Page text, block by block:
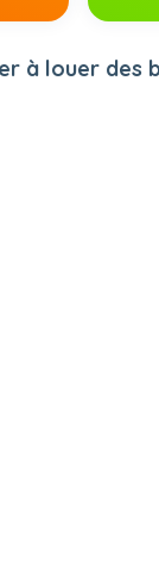
à louer des